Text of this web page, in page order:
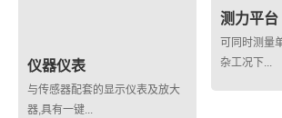
仪器仪表
与传感器配套的显示仪表及放大
器,具有一键...
测力平台
可同时测量
杂工况下...